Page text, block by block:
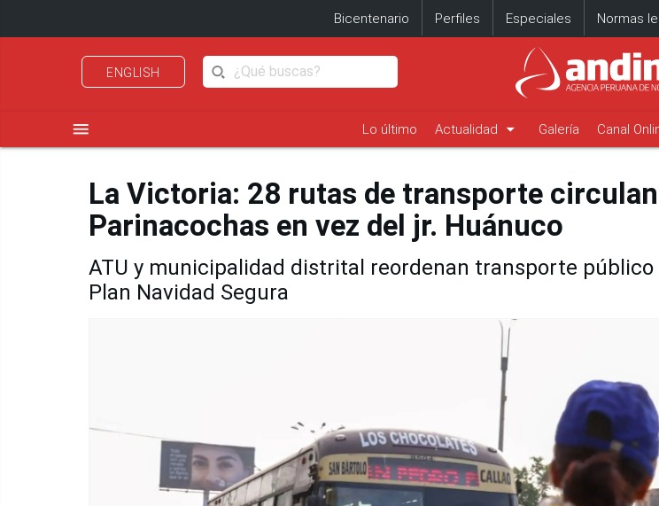
Bicentenario Perfiles Especiales Normas
ENGLISH
menu Lo último Actualidad arrow_drop_down Galería Canal
La Victoria: 28 rutas de transporte
Parinacochas en vez del jr. Huánuco
ATU y municipalidad distrital reordenan transporte
Plan Navidad Segura